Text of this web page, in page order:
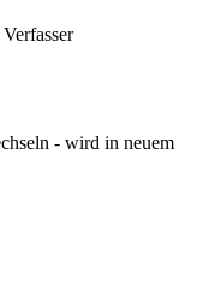
- wird in neuem